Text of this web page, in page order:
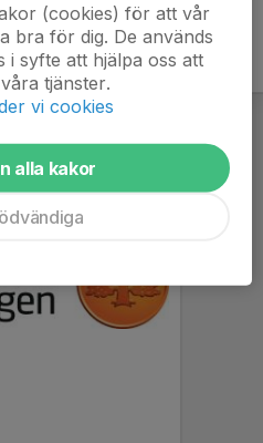
(cookies) för att vår
bra för dig. De används
i syfte att hjälpa oss att
tjänster.
vi cookies
alla kakor